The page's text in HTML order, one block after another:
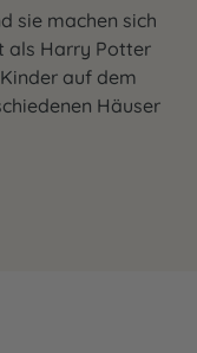
sie machen sich
als Harry Potter
auf dem
Häuser